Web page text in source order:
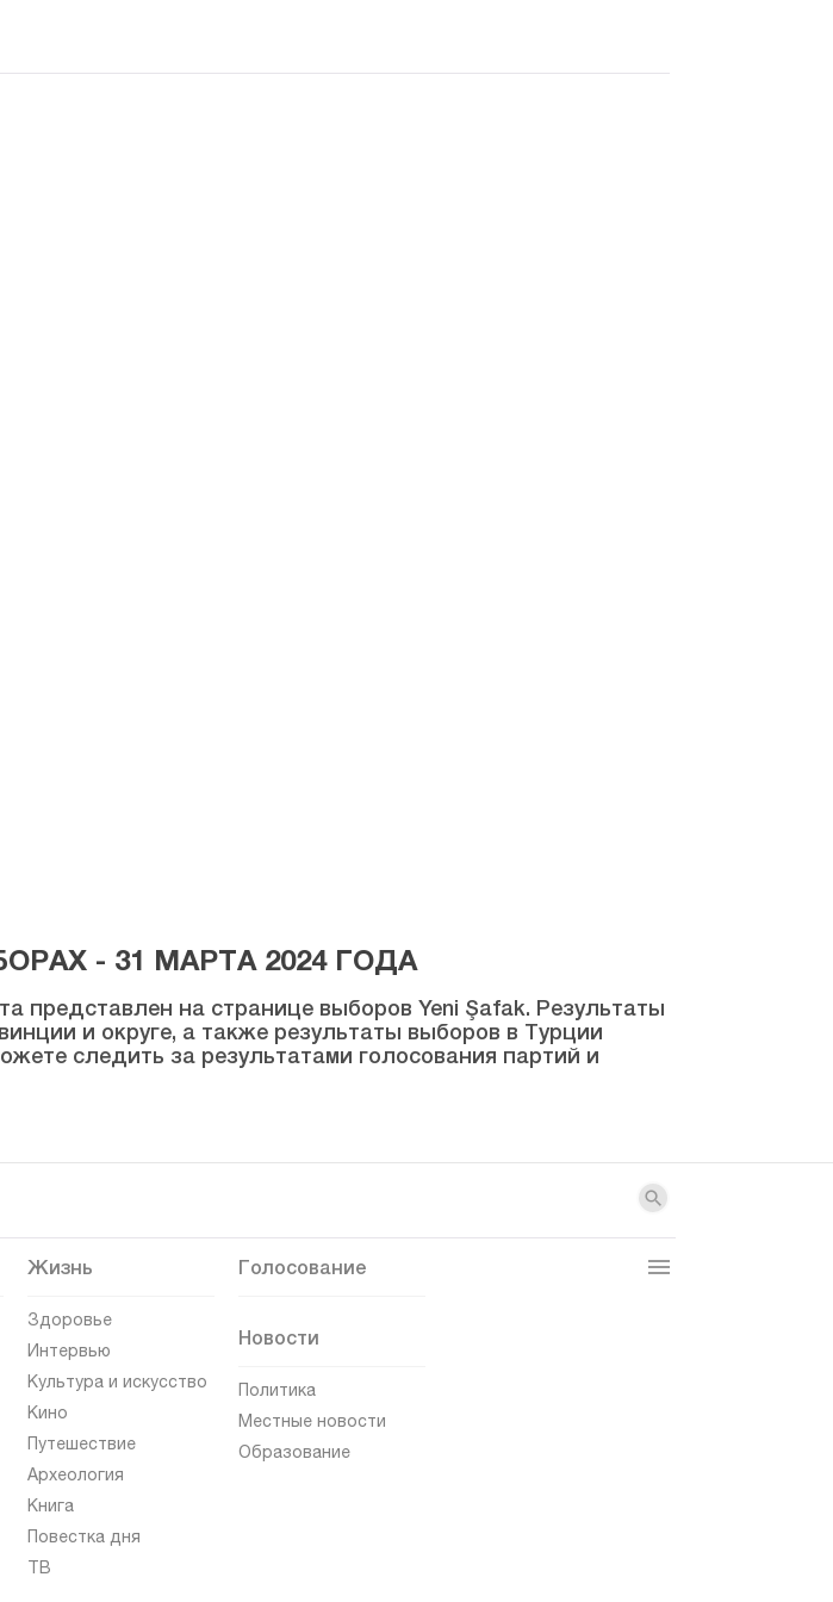
- 31 МАРТА 2024 ГОДА
представлен на странице выборов Yeni Şafak. Результаты
и округе, а также результаты выборов в Турции
следить за результатами голосования партий и
Жизнь
Здоровье
Интервью
Культура и искусство
Кино
Путешествие
Археология
Книга
Повестка дня
ТВ
Голосование
Новости
Политика
Местные новости
Образование